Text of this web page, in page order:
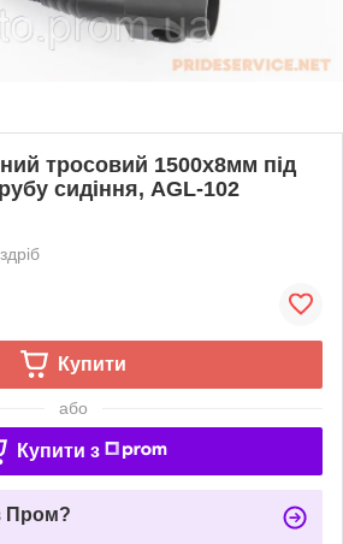
тросовий 1500х8мм під
сидіння, AGL-102
Купити
або
Купити з
Пром?